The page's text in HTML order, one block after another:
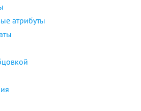
атрибуты